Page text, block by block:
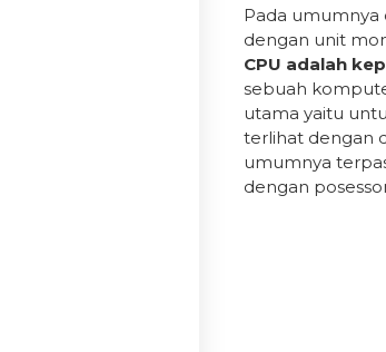
Pada
dengan unit
CPU adalah
sebuah
utama yaitu
terlihat dengan
umumnya
dengan